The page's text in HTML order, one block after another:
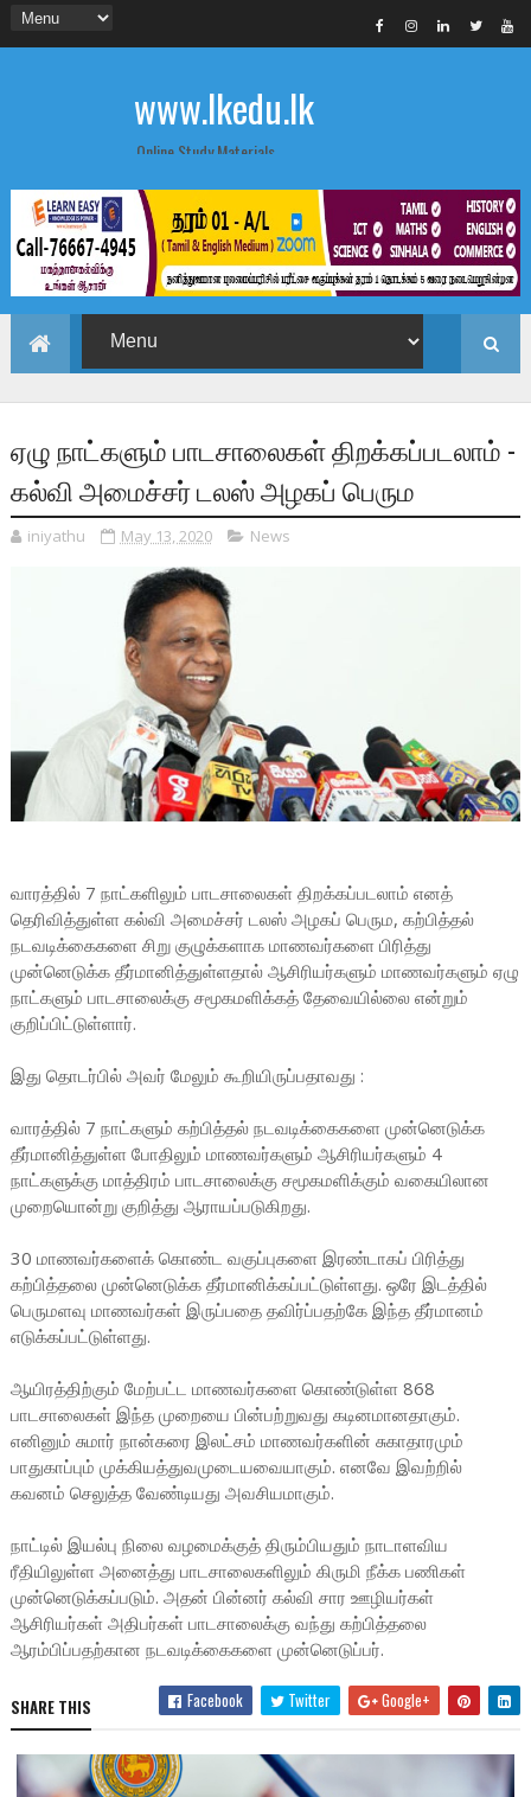
www.lkedu.lk
Online Study Materials
ஏழு நாட்களும் பாடசாலைகள் திறக்கப்படலாம் -
கல்வி அமைச்சர் டலஸ் அழகப் பெரும
iniyathu May 13, 2020 News
வாரத்தில் 7 நாட்களிலும் பாடசாலைகள் திறக்கப்படலாம் எனத்
தெரிவித்துள்ள கல்வி அமைச்சர் டலஸ் அழகப் பெரும, கற்பித்தல்
நடவடிக்கைகளை சிறு குழுக்களாக மாணவர்களை பிரித்து
முன்னெடுக்க தீர்மானித்துள்ளதால் ஆசிரியர்களும் மாணவர்களும் ஏழு
நாட்களும் பாடசாலைக்கு சமூகமளிக்கத் தேவையில்லை என்றும்
குறிப்பிட்டுள்ளார்.
இது தொடர்பில் அவர் மேலும் கூறியிருப்பதாவது :
வாரத்தில் 7 நாட்களும் கற்பித்தல் நடவடிக்கைகளை முன்னெடுக்க
தீர்மானித்துள்ள போதிலும் மாணவர்களும் ஆசிரியர்களும் 4
நாட்களுக்கு மாத்திரம் பாடசாலைக்கு சமூகமளிக்கும் வகையிலான
முறையொன்று குறித்து ஆராயப்படுகிறது.
30 மாணவர்களைக் கொண்ட வகுப்புகளை இரண்டாகப் பிரித்து
கற்பித்தலை முன்னெடுக்க தீர்மானிக்கப்பட்டுள்ளது. ஒரே இடத்தில்
பெருமளவு மாணவர்கள் இருப்பதை தவிர்ப்பதற்கே இந்த தீர்மானம்
எடுக்கப்பட்டுள்ளது.
ஆயிரத்திற்கும் மேற்பட்ட மாணவர்களை கொண்டுள்ள 868
பாடசாலைகள் இந்த முறையை பின்பற்றுவது கடினமானதாகும்.
எனினும் சுமார் நான்கரை இலட்சம் மாணவர்களின் சுகாதாரமும்
பாதுகாப்பும் முக்கியத்துவமுடையவையாகும். எனவே இவற்றில்
கவனம் செலுத்த வேண்டியது அவசியமாகும்.
நாட்டில் இயல்பு நிலை வழமைக்குத் திரும்பியதும் நாடாளவிய
ரீதியிலுள்ள அனைத்து பாடசாலைகளிலும் கிருமி நீக்க பணிகள்
முன்னெடுக்கப்படும். அதன் பின்னர் கல்வி சார ஊழியர்கள்
ஆசிரியர்கள் அதிபர்கள் பாடசாலைக்கு வந்து கற்பித்தலை
ஆரம்பிப்பதற்கான நடவடிக்கைகளை முன்னெடுப்பர்.
SHARE THIS Facebook Twitter Google+